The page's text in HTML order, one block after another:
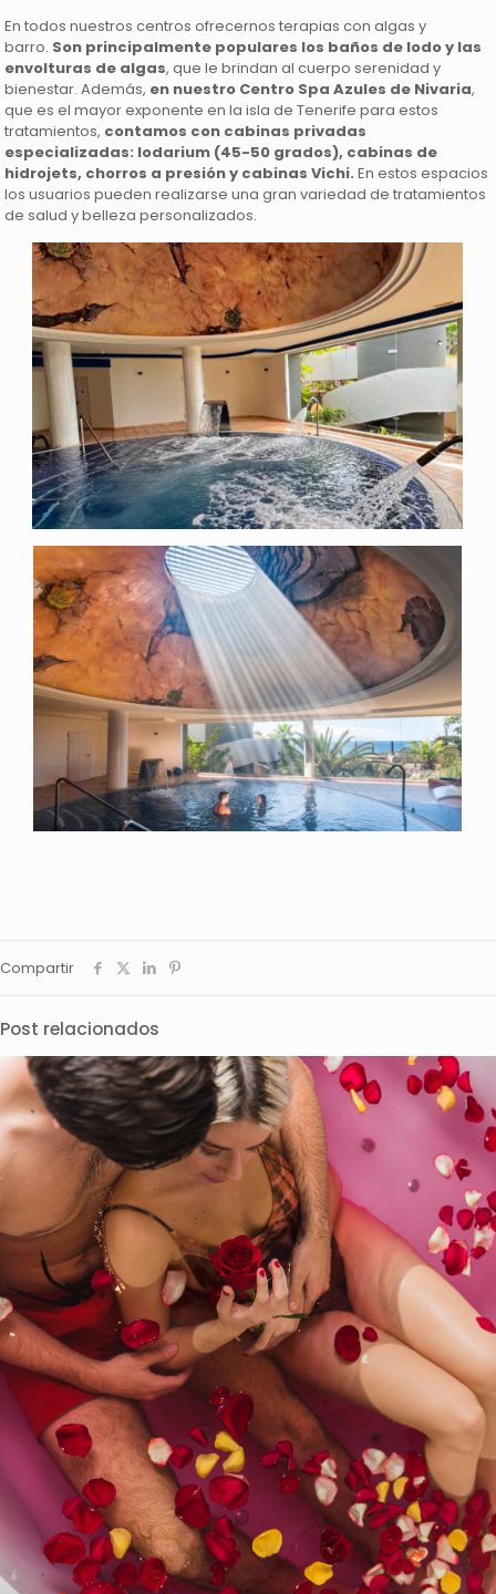
En todos nuestros centros ofrecernos terapias con algas y
barro. Son principalmente populares los baños de lodo y las
envolturas de algas, que le brindan al cuerpo serenidad y
bienestar. Además, en nuestro Centro Spa Azules de Nivaria,
que es el mayor exponente en la isla de Tenerife para estos
tratamientos, contamos con cabinas privadas
especializadas: lodarium (45-50 grados), cabinas de
hidrojets, chorros a presión y cabinas Vichi. En estos espacios
los usuarios pueden realizarse una gran variedad de tratamientos
de salud y belleza personalizados.
Compartir
Post relacionados